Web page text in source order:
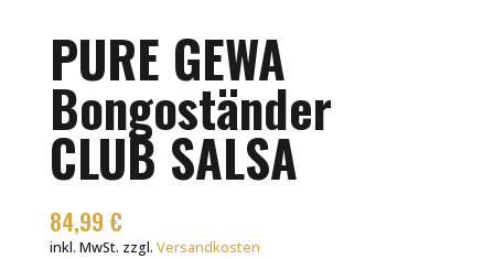
PURE GEWA
Bongoständer
CLUB SALSA
84,99 €
inkl. MwSt. zzgl. Versandkosten